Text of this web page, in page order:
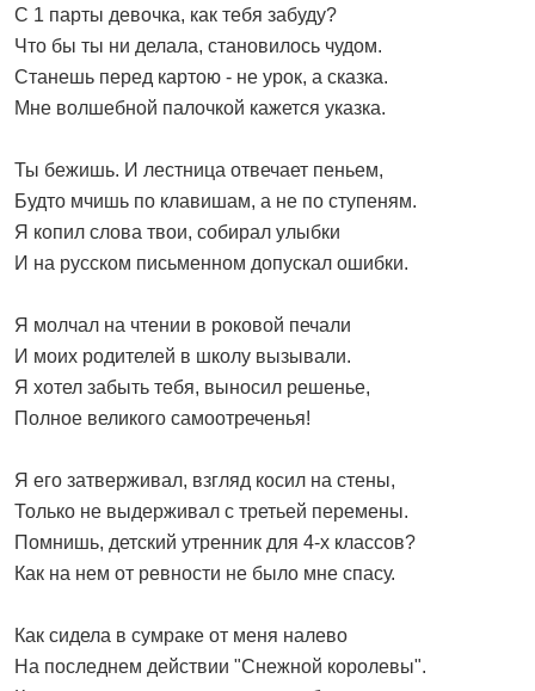
С 1 парты девочка, как тебя забуду?
Что бы ты ни делала, становилось чудом.
Станешь перед картою - не урок, а сказка.
Мне волшебной палочкой кажется указка.
Ты бежишь. И лестница отвечает пеньем,
Будто мчишь по клавишам, а не по ступеням.
Я копил слова твои, собирал улыбки
И на русском письменном допускал ошибки.
Я молчал на чтении в роковой печали
И моих родителей в школу вызывали.
Я хотел забыть тебя, выносил решенье,
Полное великого самоотреченья!
Я его затверживал, взгляд косил на стены,
Только не выдерживал с третьей перемены.
Помнишь, детский утренник для 4-х классов?
Как на нем от ревности не было мне спасу.
Как сидела в сумраке от меня налево
На последнем действии "Снежной королевы".